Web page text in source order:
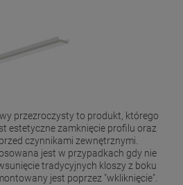
przezroczysty to produkt, którego
estetyczne zamknięcie profilu oraz
czynnikami zewnętrznymi.
jest w przypadkach gdy nie
tradycyjnych kloszy z boku
jest poprzez "wkliknięcie".